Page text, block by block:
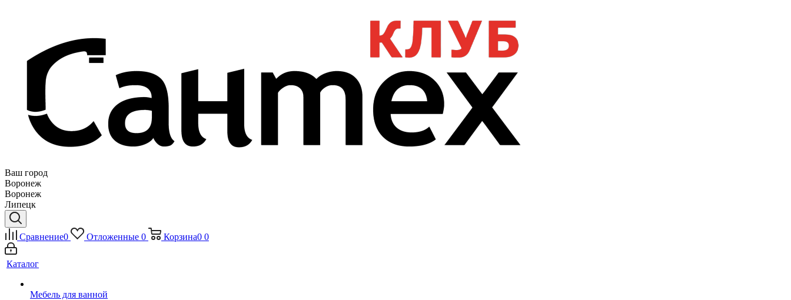
Ваш город
Воронеж
Воронеж
Липецк
Сравнение0 Отложенные 0 Корзина0 0
Каталог
Мебель для ванной